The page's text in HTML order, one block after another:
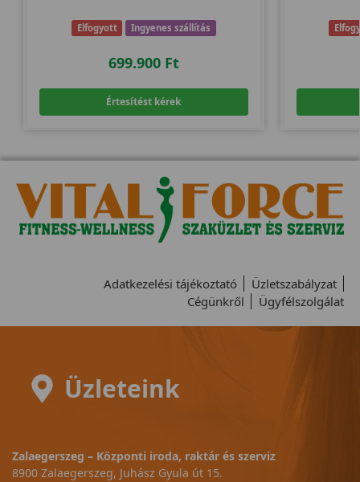
Elfogyott Ingyenes szállítás
699.900 Ft
Értesítést kérek
Adatkezelési tájékoztató
Üzletszabályzat
Cégünkről
Ügyfélszolgálat
Üzleteink
Zalaegerszeg – Központi iroda, raktár és szerviz
8900 Zalaegerszeg, Juhász Gyula út 15.